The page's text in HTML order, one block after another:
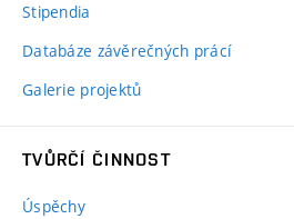
Stipendia
Databáze závěrečných prácí
Galerie projektů
TVŮRČÍ ČINNOST
Úspěchy